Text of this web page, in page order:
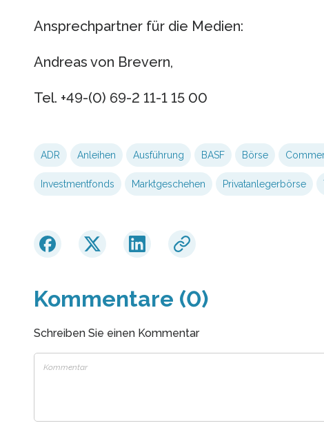
Ansprechpartner für die Medien:
Andreas von Brevern,
Tel. +49-(0) 69-2 11-1 15 00
ADR Anleihen Ausführung BASF Börse
Investmentfonds Marktgeschehen Privatanlegerbörse
Kommentare (0)
Schreiben Sie einen Kommentar